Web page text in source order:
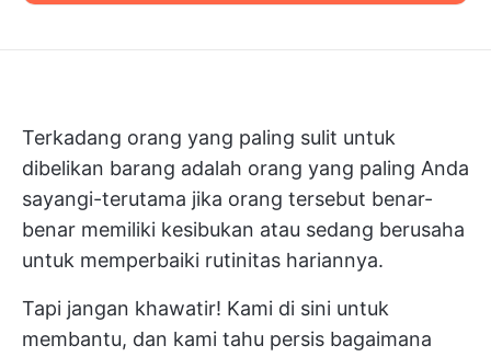
Terkadang orang yang paling sulit untuk
dibelikan barang adalah orang yang paling Anda
sayangi-terutama jika orang tersebut benar-
benar memiliki kesibukan atau sedang berusaha
untuk memperbaiki rutinitas hariannya.
Tapi jangan khawatir! Kami di sini untuk
membantu, dan kami tahu persis bagaimana